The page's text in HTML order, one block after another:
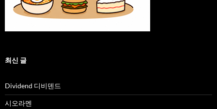
최신 글
Dividend 디비덴드
시오라멘